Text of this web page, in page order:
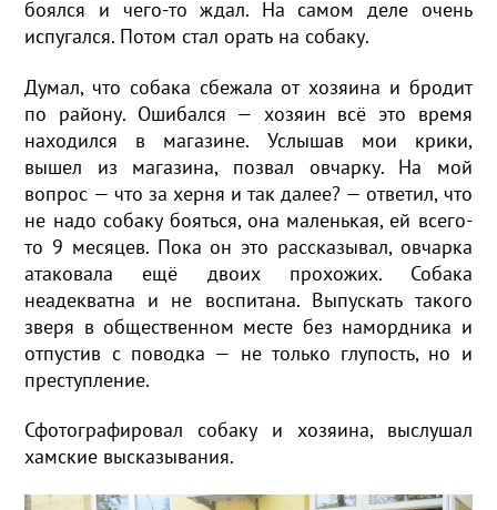
боялся и чего-то ждал. На самом деле очень
испугался. Потом стал орать на собаку.
Думал, что собака сбежала от хозяина и бродит
по району. Ошибался — хозяин всё это время
находился в магазине. Услышав мои крики,
вышел из магазина, позвал овчарку. На мой
вопрос — что за херня и так далее? — ответил, что
не надо собаку бояться, она маленькая, ей всего-
то 9 месяцев. Пока он это рассказывал, овчарка
атаковала ещё двоих прохожих. Собака
неадекватна и не воспитана. Выпускать такого
зверя в общественном месте без намордника и
отпустив с поводка — не только глупость, но и
преступление.
Сфотографировал собаку и хозяина, выслушал
хамские высказывания.